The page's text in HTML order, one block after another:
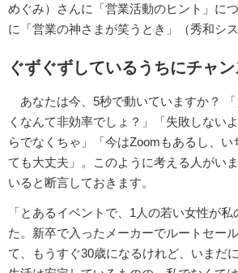
めぐみ）さんに「営業活動のヒント」に
に「営業の神さまが笑うとき」（秀和シ
ぐずぐずしているうちにチャン
あなたは今、5秒で動いていますか？
くなんて非効率でしょ？」「失敗しない
らでなくちゃ」「今はZoomもあるし、い
ても大丈夫」。このように考える人がい
いると断言しておきます。
「とあるイベントで、1人の若い女性が
た。新卒で入ったメーカーでルートセー
て、もうすぐ30歳になるけれど、いまだ